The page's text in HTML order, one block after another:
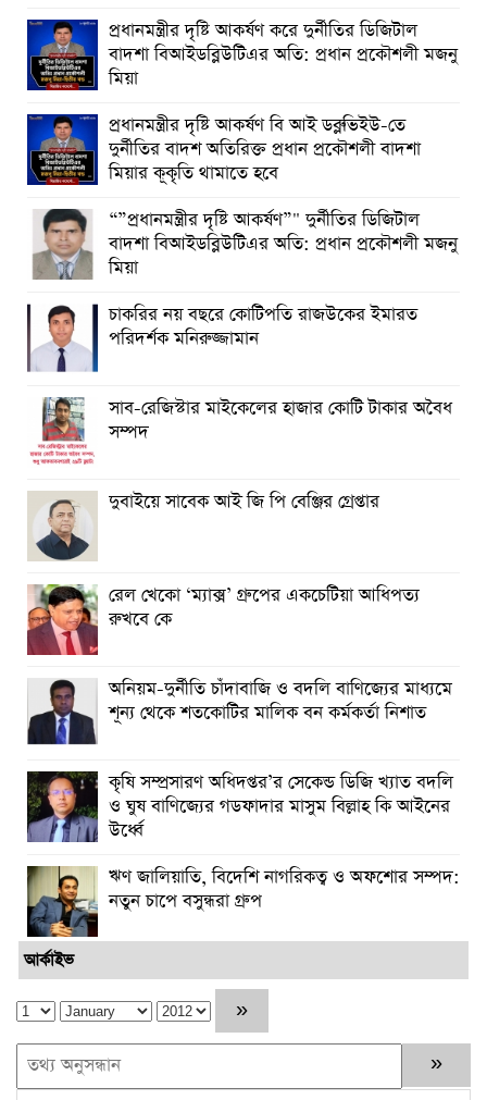
প্রধানমন্ত্রীর দৃষ্টি আকর্ষণ করে দুর্নীতির ডিজিটাল
বাদশা বিআইডব্লিউটিএর অতি: প্রধান প্রকৌশলী মজনু
মিয়া
প্রধানমন্ত্রীর দৃষ্টি আকর্ষণ বি আই ডব্লুভিইউ-তে
দুর্নীতির বাদশ অতিরিক্ত প্রধান প্রকৌশলী বাদশা
মিয়ার কূকৃতি থামাতে হবে
“”প্রধানমন্ত্রীর দৃষ্টি আকর্ষণ”" দুর্নীতির ডিজিটাল
বাদশা বিআইডব্লিউটিএর অতি: প্রধান প্রকৌশলী মজনু
মিয়া
চাকরির নয় বছরে কোটিপতি রাজউকের ইমারত
পরিদর্শক মনিরুজ্জামান
সাব-রেজিস্টার মাইকেলের হাজার কোটি টাকার অবৈধ
সম্পদ
দুবাইয়ে সাবেক আই জি পি বেঞ্জির গ্রেপ্তার
রেল খেকো ‘ম্যাক্স’ গ্রুপের একচেটিয়া আধিপত্য
রুখবে কে
অনিয়ম-দুর্নীতি চাঁদাবাজি ও বদলি বাণিজ্যের মাধ্যমে
শূন্য থেকে শতকোটির মালিক বন কর্মকর্তা নিশাত
কৃষি সম্প্রসারণ অধিদপ্তর’র সেকেন্ড ডিজি খ্যাত বদলি
ও ঘুষ বাণিজ্যের গডফাদার মাসুম বিল্লাহ কি আইনের
উর্ধ্বে
ঋণ জালিয়াতি, বিদেশি নাগরিকত্ব ও অফশোর সম্পদ:
নতুন চাপে বসুন্ধরা গ্রুপ
আর্কাইভ